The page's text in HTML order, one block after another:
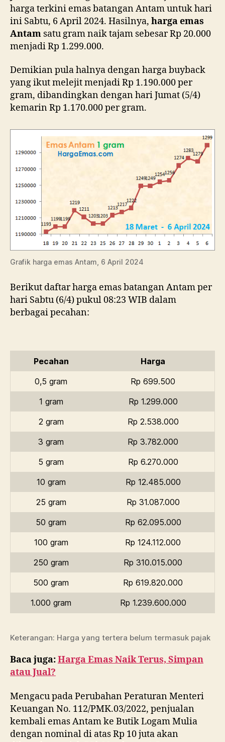
harga terkini emas batangan Antam untuk hari
ini Sabtu, 6 April 2024. Hasilnya, harga emas
Antam satu gram naik tajam sebesar Rp 20.000
menjadi Rp 1.299.000.
Demikian pula halnya dengan harga buyback
yang ikut melejit menjadi Rp 1.190.000 per
gram, dibandingkan dengan hari Jumat (5/4)
kemarin Rp 1.170.000 per gram.
Grafik harga emas Antam, 6 April 2024
Berikut daftar harga emas batangan Antam per
hari Sabtu (6/4) pukul 08:23 WIB dalam
berbagai pecahan:
Pecahan
Harga
0,5 gram
Rp 699.500
1 gram
Rp 1.299.000
2 gram
Rp 2.538.000
3 gram
Rp 3.782.000
5 gram
Rp 6.270.000
10 gram
Rp 12.485.000
25 gram
Rp 31.087.000
50 gram
Rp 62.095.000
100 gram
Rp 124.112.000
250 gram
Rp 310.015.000
500 gram
Rp 619.820.000
1.000 gram
Rp 1.239.600.000
Keterangan: Harga yang tertera belum termasuk pajak
Baca juga:Harga Emas Naik Terus, Simpan
atau Jual?
Mengacu pada Perubahan Peraturan Menteri
Keuangan No. 112/PMK.03/2022, penjualan
kembali emas Antam ke Butik Logam Mulia
dengan nominal di atas Rp 10 juta akan